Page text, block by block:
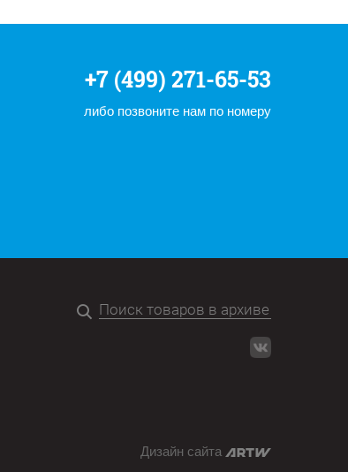
+7 (499) 271-65-53
либо позвоните нам по номеру
Дизайн сайта